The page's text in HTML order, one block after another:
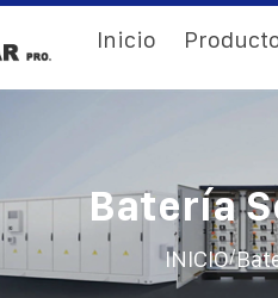
Inicio
Batería
INICIO/